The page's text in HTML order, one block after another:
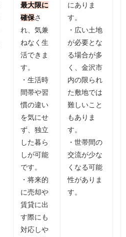
最大限に
確保さ
れ、気兼
ねなく生
活できま
す。
・生活時
間帯や習
慣の違い
を気にせ
ず、独立
した暮ら
しが可能
です。
・将来的
に売却や
賃貸に出
す際にも
対応しや
にありま
す。
・広い土地
が必要とな
る場合が多
く、金沢市
内の限られ
た敷地では
難しいこと
もありま
す。
・世帯間の
交流が少な
くなる可能
性がありま
す。